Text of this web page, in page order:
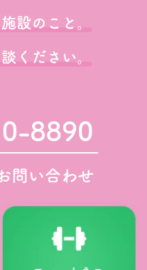
設のこと。
ください。
8890
問い合わせ